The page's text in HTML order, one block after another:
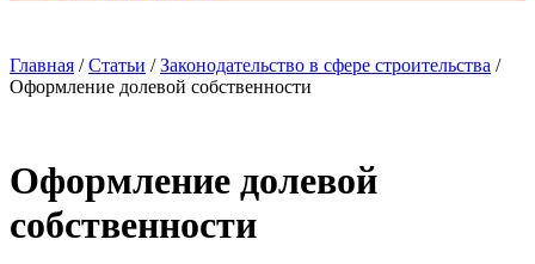
Главная /Статьи /Законодательство в сфере строительства /
Оформление долевой собственности
Оформление долевой
собственности